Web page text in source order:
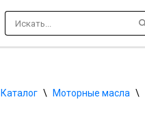
Каталог \ Моторные масла \